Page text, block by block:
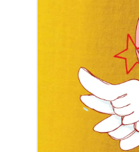
do košíka a nechaj ho letieť! ✨